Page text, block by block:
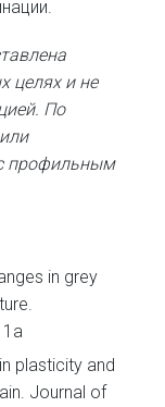
целях и не
По
профильным
in grey
plasticity and
Journal of